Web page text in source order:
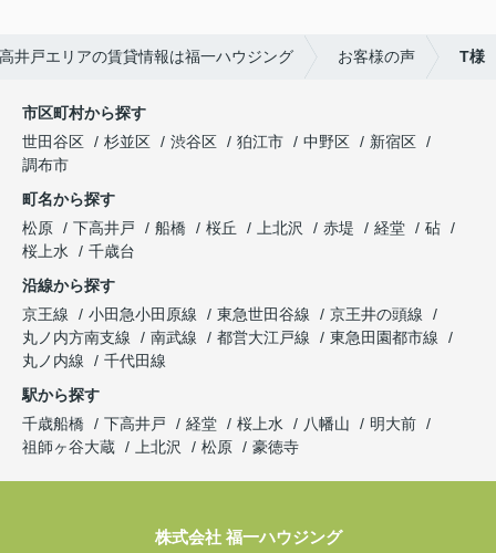
井戸エリアの賃貸情報は福一ハウジング お客様の声 T様
市区町村から探す
世田谷区
杉並区 渋谷区 狛江市 中野区
新宿区
調布市
町名から探す
松原
下高井戸 船橋 桜丘 上北沢 赤堤 経堂
砧
桜上水
千歳台
沿線から探す
京王線
小田急小田原線 東急世田谷線
京王井の頭線
丸ノ内方南支線
南武線 都営大江戸線
東急田園都市線
丸ノ内線
千代田線
駅から探す
千歳船橋
下高井戸 経堂 桜上水 八幡山
明大前
祖師ヶ谷大蔵
上北沢 松原 豪徳寺
株式会社 福一ハウジング